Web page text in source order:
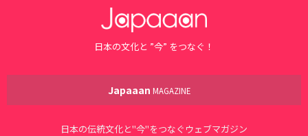
日本の文化と ”今” をつなぐ！
Japaaan MAGAZINE
日本の伝統文化と"今"をつなぐウェブマガジン